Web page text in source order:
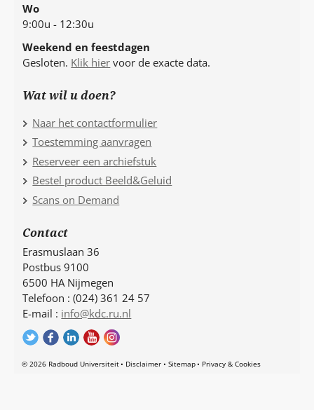
Wo
9:00u - 12:30u
Weekend en feestdagen
Gesloten. Klik hier voor de exacte data.
Wat wil u doen?
Naar het contactformulier
Toestemming aanvragen
Reserveer een archiefstuk
Bestel product Beeld&Geluid
Scans on Demand
Contact
Erasmuslaan 36
Postbus 9100
6500 HA Nijmegen
Telefoon : (024) 361 24 57
E-mail : info@kdc.ru.nl
© 2026 Radboud Universiteit Disclaimer Sitemap Privacy & Cookies